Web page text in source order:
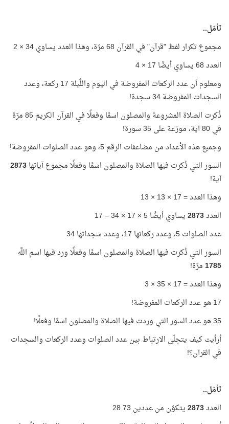
تأمّل..
مجموع تكرار لفظ "قرآن" في القرآن 68 مرّة، وهذا العدد يساوي 34 × 2
العدد 68 يساوي أيضًا 17 × 4
ومعلوم أن عدد الركعات المفروضة في اليوم واللَّيلة 17 ركعة، وعدد
السجدات المفروضة 34 سجدة!
ذُكرت الصلاة المشروعة والمصلون اسمًا وفعلًا في القرآن الكريم 85 مرّة
في 80 آية، موزعة على 35 سورة!
وجميع هذه الأعداد من مضاعفات الرقم 5، وهو عدد الصلوات المفروضة!
السور التي ذُكرت فيها الصلاة والمصلون اسمًا وفعلًا مجموع آياتها2873
آية!
وهذا العدد = 17 × 13 × 13
العدد2873يساوي أيضًا 5 × 17 × 34 – 17
عدد الصلوات 5، وعدد ركعاتها 17، وعدد سجداتها 34
السور التي ذُكرت فيها الصلاة والمصلون اسمًا وفعلًا ورد فيها اسم اللَّه
1785مرّة!
وهذا العدد = 17 × 35 × 3
17 هو عدد الركعات المفروضة!
35 هو عدد السور التي وردت فيها الصلاة والمصلون اسمًا وفعلًا!
أرأيت كيف يتجلّى الارتباط بين عدد الصلوات وعدد الركعات والسجدات
في القرآن؟!
تأمّل..
العدد2873يتكوّن من عددين 73 28